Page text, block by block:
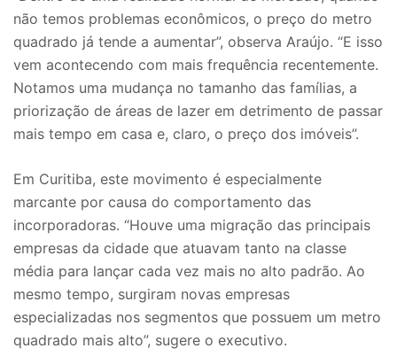
não temos problemas econômicos, o preço do metro
quadrado já tende a aumentar”, observa Araújo. “E isso
vem acontecendo com mais frequência recentemente.
Notamos uma mudança no tamanho das famílias, a
priorização de áreas de lazer em detrimento de passar
mais tempo em casa e, claro, o preço dos imóveis”.
Em Curitiba, este movimento é especialmente
marcante por causa do comportamento das
incorporadoras. “Houve uma migração das principais
empresas da cidade que atuavam tanto na classe
média para lançar cada vez mais no alto padrão. Ao
mesmo tempo, surgiram novas empresas
especializadas nos segmentos que possuem um metro
quadrado mais alto”, sugere o executivo.